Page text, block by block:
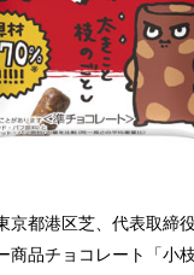
京都港区芝、代表取締
商品チョコレート「小